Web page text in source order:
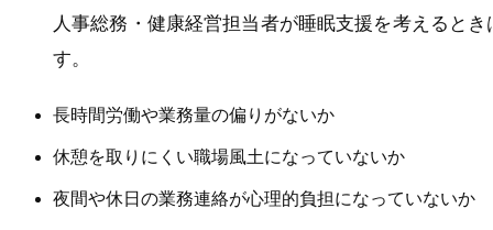
人事総務・健康経営担当者が睡眠支援を考えると
す。
長時間労働や業務量の偏りがないか
休憩を取りにくい職場風土になっていないか
夜間や休日の業務連絡が心理的負担になっていないか